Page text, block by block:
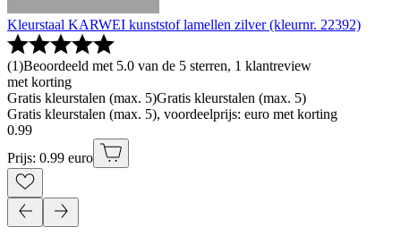
Kleurstaal KARWEI kunststof lamellen zilver (kleurnr. 22392)
(1)Beoordeeld met 5.0 van de 5 sterren, 1 klantreview
met korting
Gratis kleurstalen (max. 5)Gratis kleurstalen (max. 5)
Gratis kleurstalen (max. 5), voordeelprijs: euro met korting
0.99
Prijs: 0.99 euro